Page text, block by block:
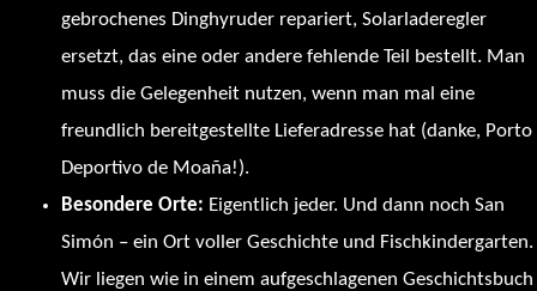
gebrochenes Dinghyruder repariert, Solarladeregler
ersetzt, das eine oder andere fehlende Teil bestellt. Man
muss die Gelegenheit nutzen, wenn man mal eine
freundlich bereitgestellte Lieferadresse hat (danke, Porto
Deportivo de Moaña!).
Besondere Orte: Eigentlich jeder. Und dann noch San
Simón – ein Ort voller Geschichte und Fischkindergarten.
Wir liegen wie in einem aufgeschlagenen Geschichtsbuch